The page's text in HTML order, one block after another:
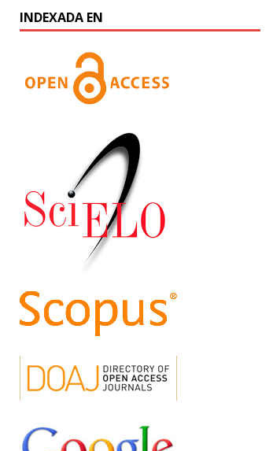
INDEXADA EN